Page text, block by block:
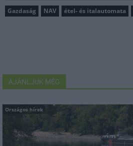
Gazdaság NAV étel- és italautomata
AJÁNLJUK MÉG
Országos hírek